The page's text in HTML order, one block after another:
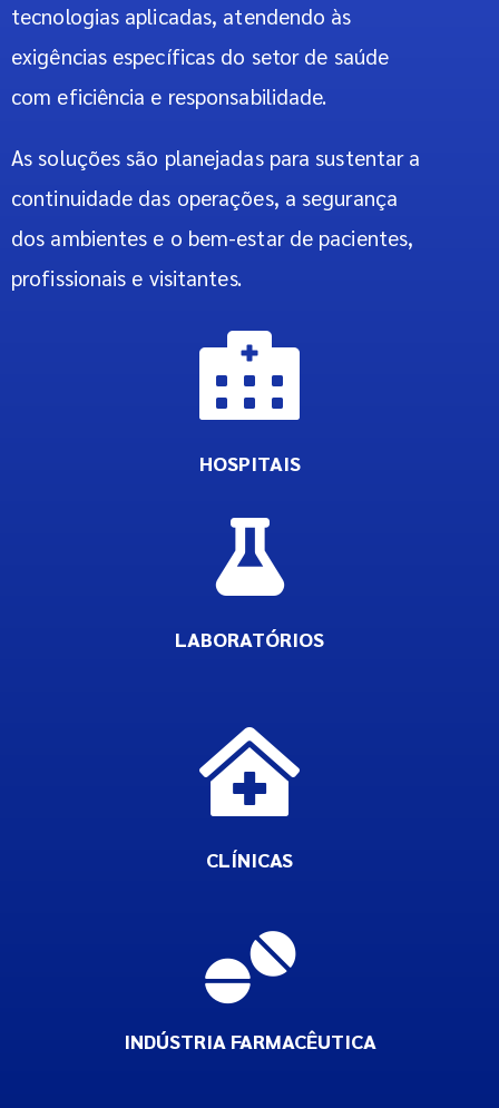
tecnologias aplicadas, atendendo às
exigências específicas do setor de saúde
com eficiência e responsabilidade.
As soluções são planejadas para sustentar a
continuidade das operações, a segurança
dos ambientes e o bem-estar de pacientes,
profissionais e visitantes.

HOSPITAIS

LABORATÓRIOS

CLÍNICAS

INDÚSTRIA FARMACÊUTICA